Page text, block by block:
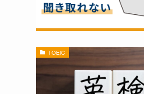
TOEIC